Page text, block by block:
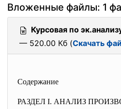
Вложенные файлы: 1
Курсовая по
— 520.00 Кб (Скачать
Содержание
РАЗДЕЛ I. АНАЛИЗ